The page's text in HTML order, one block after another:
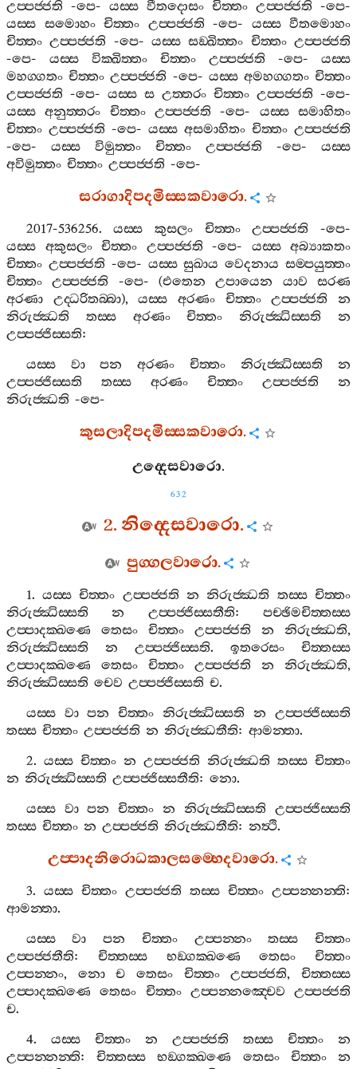
උප‍්පජ‍්ජති -පෙ- යස‍්ස වීතදොසං චිත‍්තං උප‍්පජ‍්ජති -පෙ-
යස‍්ස සමොහං චිත‍්තං උප‍්පජ‍්ජති -පෙ- යස‍්ස වීතමොහං
චිත‍්තං උප‍්පජ‍්ජති -පෙ-යස‍්ස සඞ‍්ඛිත‍්තං චිත‍්තං උප‍්පජ‍්ජති
-පෙ- යස‍්ස වික‍්ඛිත‍්තං චිත‍්තං උප‍්පජ‍්ජති -පෙ- යස‍්ස
මහග‍්ගතං චිත‍්තං උප‍්පජ‍්ජති -පෙ- යස‍්ස අමහග‍්ගතං චිත‍්තං
උප‍්පජ‍්ජති -පෙ- යස‍්ස ස උත‍්තරං චිත‍්තං උප‍්පජ‍්ජති -පෙ-
යස‍්ස අනුත‍්තරං චිත‍්තං උප‍්පජ‍්ජති -පෙ- යස‍්ස සමාහිතං
චිත‍්තං උප‍්පජ‍්ජති -පෙ- යස‍්ස අසමාහිතං චිත‍්තං උප‍්පජ‍්ජති
-පෙ- යස‍්ස විමුත‍්තං චිත‍්තං උප‍්පජ‍්ජති -පෙ- යස‍්ස
අවිමුත‍්තං චිත‍්තං උප‍්පජ‍්ජති -පෙ-
සරාගාදිපදමිස‍්සකවාරො.
2017-536256.යස‍්ස කුසලං චිත‍්තං උප‍්පජ‍්ජති -පෙ-
යස‍්ස
අකුසලං චිත‍්තං උප‍්පජ‍්ජති -පෙ- යස‍්ස
අබ්‍යාකතං
චිත‍්තං උප‍්පජ‍්ජති -පෙ- යස‍්ස සුඛාය වෙදනාය සම‍්පයුත‍්තං
චිත‍්තං
උප‍්පජ‍්ජති -පෙ- (එතෙන උපායෙන යාව
සරණ
අරණා
උද‍්ධරිතබ‍්බා),යස‍්ස අරණං චිත‍්තං උප‍්පජ‍්ජති
න
නිරුජ‍්ඣති
තස‍්ස අරණං චිත‍්තං නිරුජ‍්ඣිස‍්සති
න
උප‍්පජ‍්ජිස‍්සති:
යස‍්ස
වා පන අරණං චිත‍්තං නිරුජ‍්ඣිස‍්සති
න
උප‍්පජ‍්ජිස‍්සති
තස‍්ස අරණං චිත‍්තං උප‍්පජ‍්ජති
න
නිරුජ‍්ඣති -පෙ-
කුසලාදිපදමිස‍්සකවාරො.
උද‍්දෙසවාරො.
632
2.නිද‍්දෙසවාරො.
පුග‍්ගලවාරො.
1. යස‍්ස චිත‍්තං උප‍්පජ‍්ජති න නිරුජ‍්ඣති තස‍්ස චිත‍්තං
නිරුජ‍්ඣිස‍්සති
න උප‍්පජ‍්ජිස‍්සතීති:පච‍්ඡිමචිත‍්තස‍්ස
උප‍්පාදක‍්ඛණෙ
තෙසං චිත‍්තං උප‍්පජ‍්ජති න නිරුජ‍්ඣති,
නිරුජ‍්ඣිස‍්සති
න උප‍්පජ‍්ජිස‍්සති. ඉතරෙසං
චිත‍්තස‍්ස
උප‍්පාදක‍්ඛණෙ
තෙසං චිත‍්තං උප‍්පජ‍්ජති න නිරුජ‍්ඣති,
නිරුජ‍්ඣිස‍්සති චෙව උප‍්පජ‍්ජිස‍්සති ච.
යස‍්ස වා පන චිත‍්තං නිරුජ‍්ඣිස‍්සති න
උප‍්පජ‍්ජිස‍්සති
තස‍්ස චිත‍්තං උප‍්පජ‍්ජති න නිරුජ‍්ඣතීති: ආමන‍්තා.
2. යස‍්ස චිත‍්තං න උප‍්පජ‍්ජති නිරුජ‍්ඣති තස‍්ස චිත‍්තං
න නිරුජ‍්ඣිස‍්සති උප‍්පජ‍්ජිස‍්සතීති: නො.
යස‍්ස වා පන චිත‍්තං න නිරුජ‍්ඣිස‍්සති
උප‍්පජ‍්ජිස‍්සති
තස‍්ස චිත‍්තං න උප‍්පජ‍්ජති නිරුජ‍්ඣතීති: නත්‍ථි.
උප‍්පාදනිරොධකාලසම‍්භෙදවාරො.
3. යස‍්ස චිත‍්තං උප‍්පජ‍්ජති තස‍්ස චිත‍්තං උප‍්පන‍්නන‍්ති:
ආමන‍්තා.
යස‍්ස
වා පන චිත‍්තං උප‍්පන‍්නං තස‍්ස
චිත‍්තං
උප‍්පජ‍්ජතීති: චිත‍්තස‍්ස භඞ‍්ගක‍්ඛණෙ තෙසං
චිත‍්තං
උප‍්පන‍්නං, නො ච තෙසං චිත‍්තං උප‍්පජ‍්ජති,චිත‍්තස‍්ස
උප‍්පාදක‍්ඛණෙ
තෙසං චිත‍්තං උප‍්පන‍්නඤ‍්චෙව
උප‍්පජ‍්ජති
ච.
4. යස‍්ස චිත‍්තං න උප‍්පජ‍්ජති තස‍්ස චිත‍්තං
න
උප‍්පන‍්නන‍්ති:චිත‍්තස‍්ස භඞ‍්ගක‍්ඛණෙ තෙසං චිත‍්තං
න